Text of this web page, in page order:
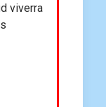
viverra